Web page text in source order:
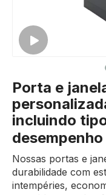
Porta e
incluindo
desempenho
Nossas portas e
durabilidade com
intempéries,